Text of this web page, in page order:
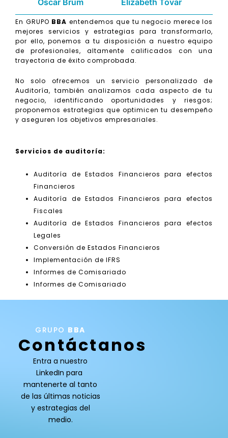
En GRUPO BBA entendemos que tu negocio merece los
mejores servicios y estrategias para transformarlo,
por ello, ponemos a tu disposición a nuestro equipo
de profesionales, altamente calificados con una
trayectoria de éxito comprobada.
No solo ofrecemos un servicio personalizado de
Auditoría, también analizamos cada aspecto de tu
negocio, identificando oportunidades y riesgos;
proponemos estrategias que optimicen tu desempeño
y aseguren los objetivos empresariales.
Servicios de auditoría:
Auditoría de Estados Financieros para efectos
Financieros
Auditoría de Estados Financieros para efectos
Fiscales
Auditoría de Estados Financieros para efectos
Legales
Conversión de Estados Financieros
Implementación de IFRS
Informes de Comisariado
Informes de Comisariado
GRUPO BBA
Contáctanos
Entra a nuestro
LinkedIn para
mantenerte al tanto
de las últimas noticias
y estrategias del
medio.